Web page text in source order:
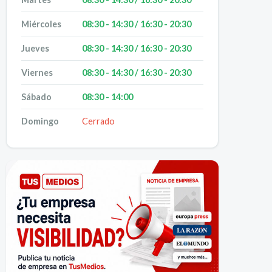
Miércoles 08:30 - 14:30 / 16:30 - 20:30
Jueves 08:30 - 14:30 / 16:30 - 20:30
Viernes 08:30 - 14:30 / 16:30 - 20:30
Sábado 08:30 - 14:00
Domingo Cerrado